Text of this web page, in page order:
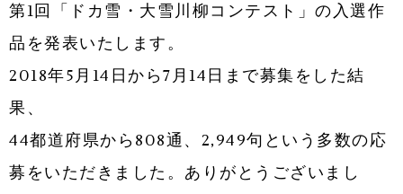
第1回「ドカ雪・大雪川柳コンテスト」の入選作
品を発表いたします。
2018年5月14日から7月14日まで募集をした結
果、
44都道府県から808通、2,949句という多数の応
募をいただきました。ありがとうございまし